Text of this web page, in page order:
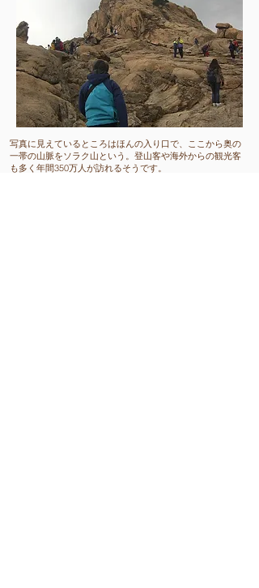
​写真に見えているところはほんの入り口で、ここから奥の
一帯の山脈をソラク山という。登山客や海外からの観光客
も多く年間350万人が訪れるそうです。